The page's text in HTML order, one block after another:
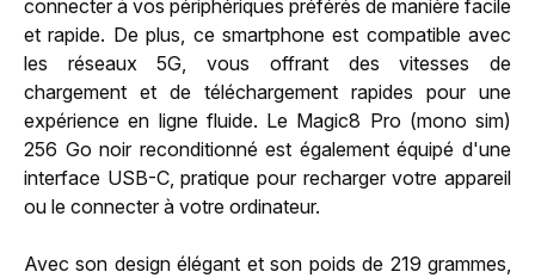
connecter à vos périphériques préférés de manière facile
et rapide. De plus, ce smartphone est compatible avec
les réseaux 5G, vous offrant des vitesses de
chargement et de téléchargement rapides pour une
expérience en ligne fluide. Le Magic8 Pro (mono sim)
256 Go noir reconditionné est également équipé d'une
interface USB-C, pratique pour recharger votre appareil
ou le connecter à votre ordinateur.
Avec son design élégant et son poids de 219 grammes,